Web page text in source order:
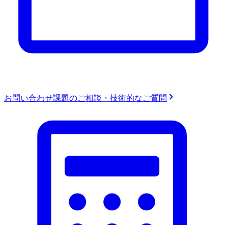
お問い合わせ課題のご相談・技術的なご質問